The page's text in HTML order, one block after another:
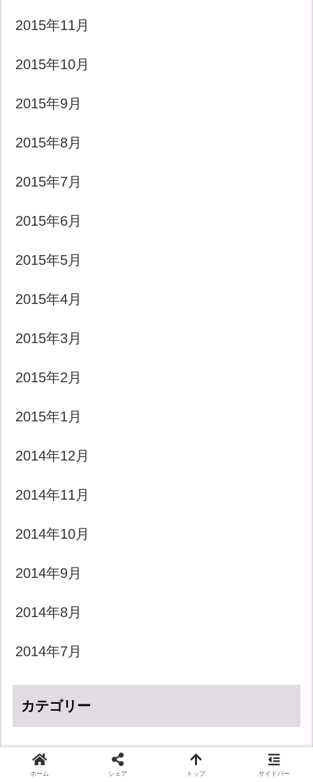
2015年11月
2015年10月
2015年9月
2015年8月
2015年7月
2015年6月
2015年5月
2015年4月
2015年3月
2015年2月
2015年1月
2014年12月
2014年11月
2014年10月
2014年9月
2014年8月
2014年7月
カテゴリー
LGBT
ホーム シェア トップ サイドバー